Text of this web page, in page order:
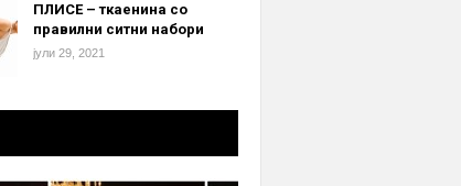
ПЛИСЕ – ткаенина со
правилни ситни набори
јули 29, 2021